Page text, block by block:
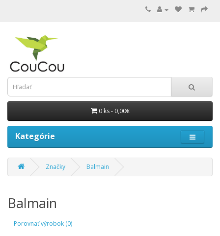
0 ks - 0,00€
Kategórie
Značky Balmain
Balmain
Porovnať výrobok (0)